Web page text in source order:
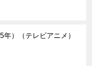
年）（テレビアニメ）